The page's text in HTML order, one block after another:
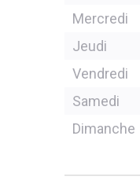
Mercredi
Jeudi
Vendredi
Samedi
Dimanche